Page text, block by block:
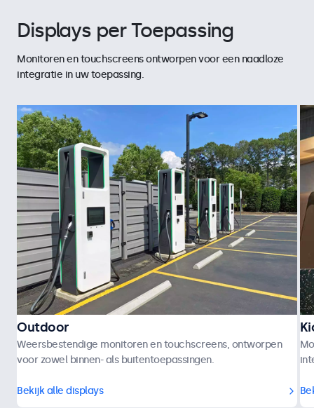
Displays per Toepassing
Monitoren en touchscreens ontworpen voor een naadloze
integratie in uw toepassing.
Outdoor
Weersbestendige monitoren en touchscreens, ontworpen
voor zowel binnen- als buitentoepassingen.
Bekijk alle displays